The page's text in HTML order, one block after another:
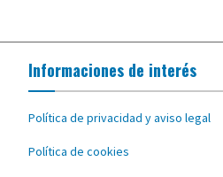
Informaciones de interés
Política de privacidad y aviso legal
Política de cookies